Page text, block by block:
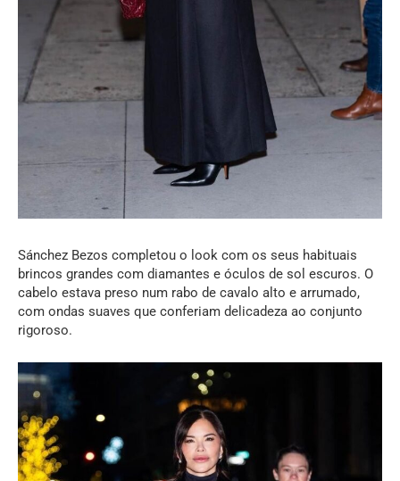
Sánchez Bezos completou o look com os seus habituais
brincos grandes com diamantes e óculos de sol escuros. O
cabelo estava preso num rabo de cavalo alto e arrumado,
com ondas suaves que conferiam delicadeza ao conjunto
rigoroso.